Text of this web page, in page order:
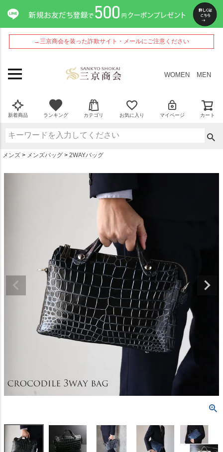
→三京商会を装った詐欺サイト・メールにご注意ください
WOMEN MEN
新着商品 ランキング カテゴリ お気に入り マイページ カート
メンズ メンズバッグ 2WAYバッグ
ペー
ジト
ップ
へ